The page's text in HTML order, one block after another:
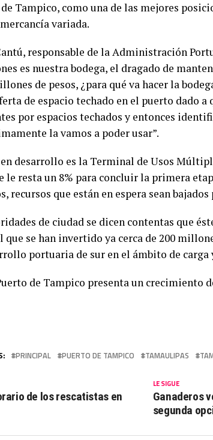
Tampico, como una de las mejores
variada.
responsable de la Administración
es nuestra bodega, el dragado de
de pesos, ¿para qué va hacer la
de espacio techado en el puerto dado a
por espacios techados y entonces
la vamos a poder usar”.
desarrollo es la Terminal de Usos
le resta un 8% para concluir la primera
recursos que están en espera sean
de ciudad se dicen contentas que
que se han invertido ya cerca de 200
portuaria de sur en el ámbito de
de Tampico presenta un crecimiento
PRINCIPAL PUERTO DE TAMPICO TAMAULIPAS
LE SIGUE
Ganaderos
segunda
de los rescatistas en